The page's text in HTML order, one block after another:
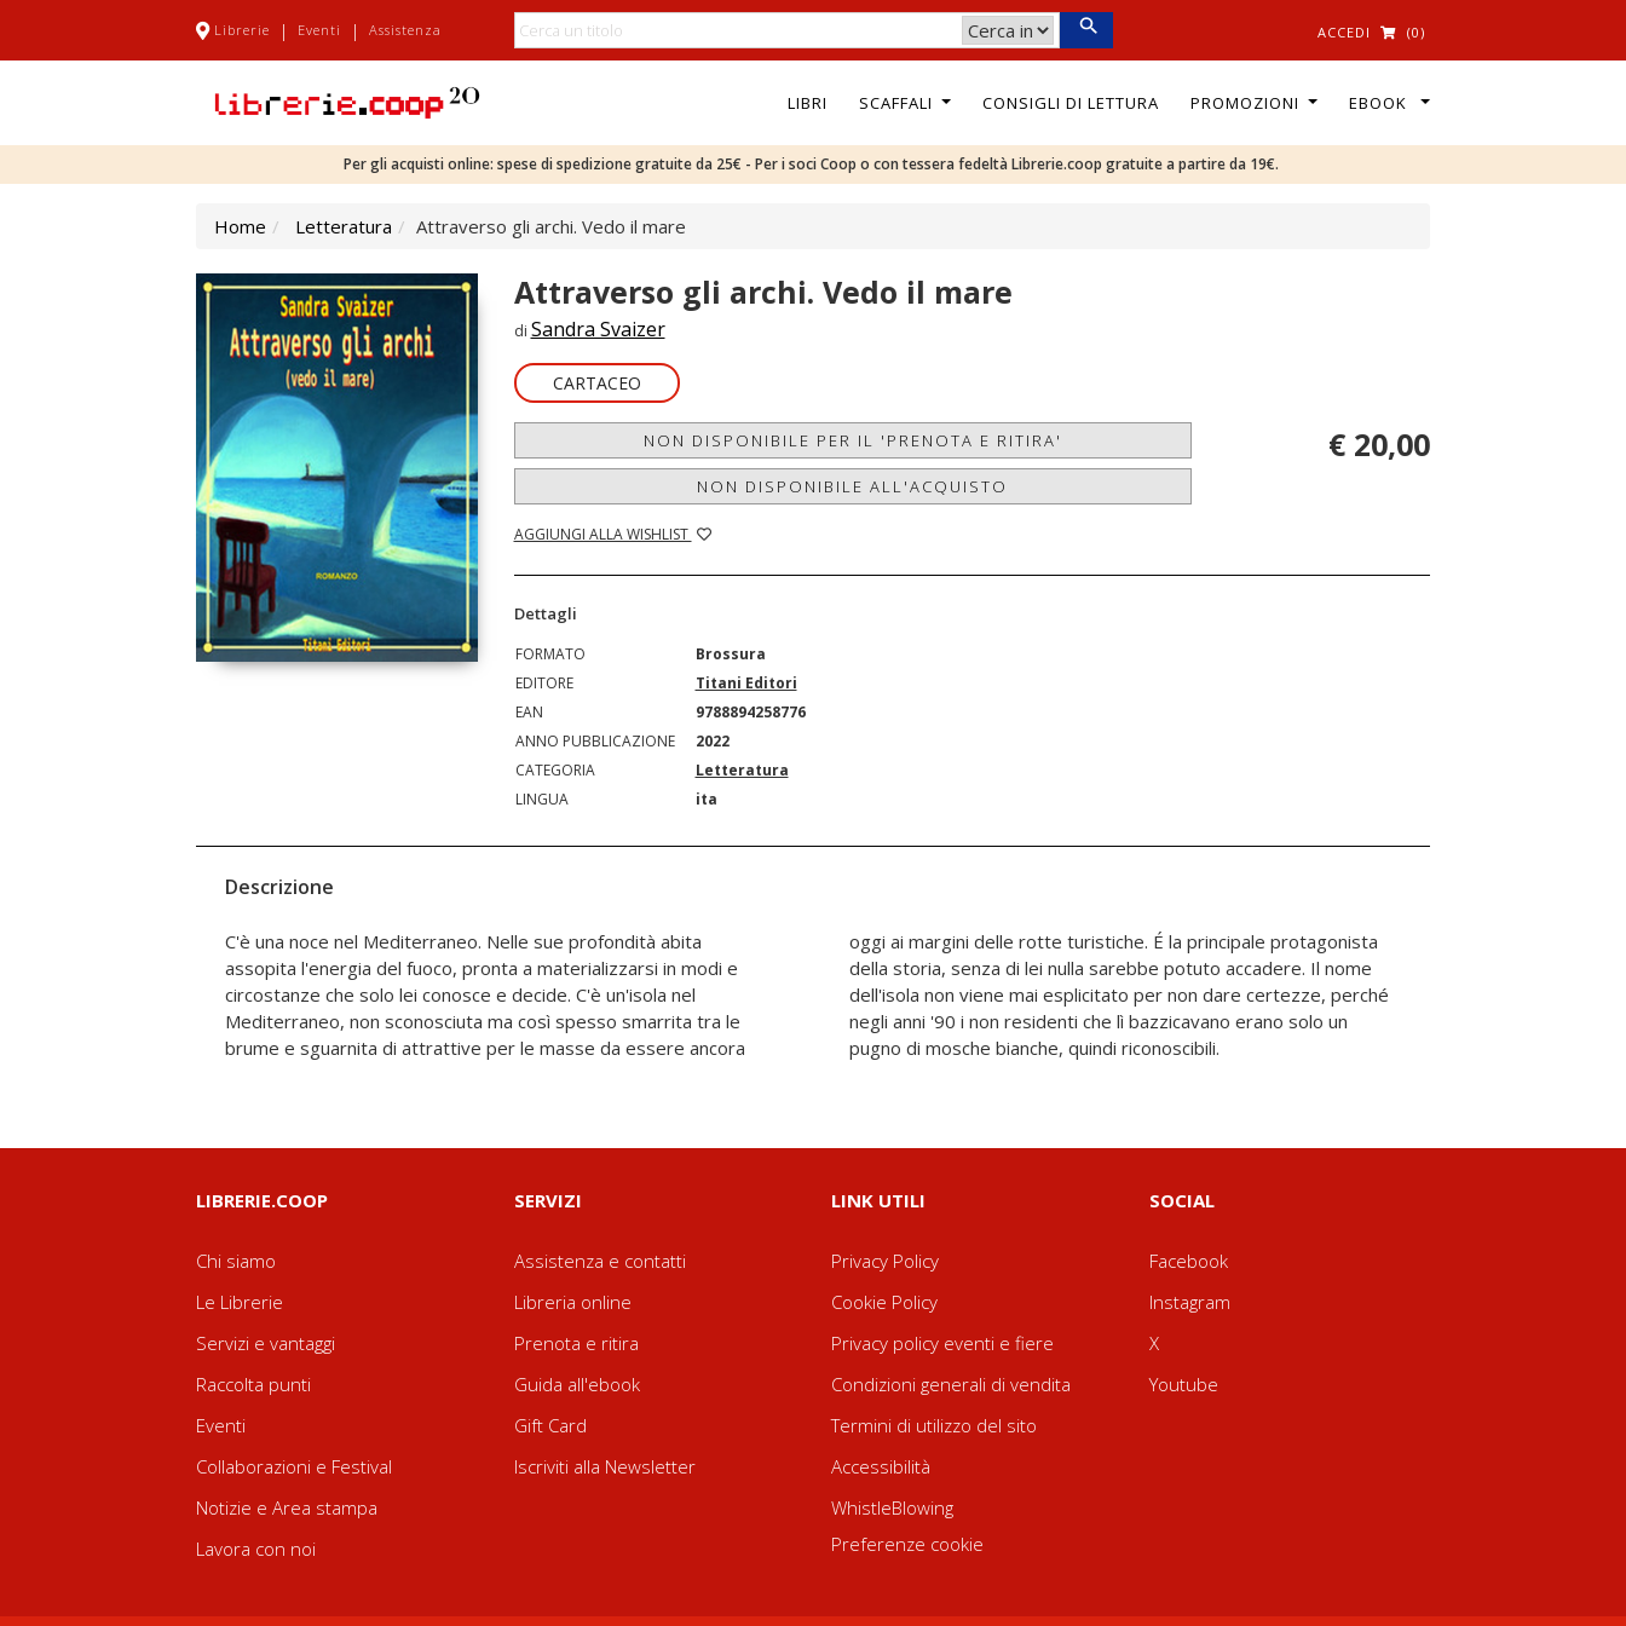
Librerie | Eventi | Assistenza ACCEDI (0)
LIBRI SCAFFALI CONSIGLI DI LETTURA PROMOZIONI EBOOK
Per gli acquisti online: spese di spedizione gratuite da 25€ - Per i soci Coop o con tessera fedeltà Librerie.coop gratuite a partire da 19€.
Home Letteratura Attraverso gli archi. Vedo il mare
Attraverso gli archi. Vedo il mare
di Sandra Svaizer
CARTACEO
NON DISPONIBILE PER IL 'PRENOTA E RITIRA'
NON DISPONIBILE ALL'ACQUISTO
AGGIUNGI ALLA WISHLIST
€ 20,00
Dettagli
FORMATO
Brossura
EDITORE
Titani Editori
EAN
9788894258776
ANNO PUBBLICAZIONE
2022
CATEGORIA
Letteratura
LINGUA
ita
Descrizione
C'è una noce nel Mediterraneo. Nelle sue profondità abita
assopita l'energia del fuoco, pronta a materializzarsi in modi e
circostanze che solo lei conosce e decide. C'è un'isola nel
Mediterraneo, non sconosciuta ma così spesso smarrita tra le
brume e sguarnita di attrattive per le masse da essere ancora
oggi ai margini delle rotte turistiche. É la principale protagonista
della storia, senza di lei nulla sarebbe potuto accadere. Il nome
dell'isola non viene mai esplicitato per non dare certezze, perché
negli anni '90 i non residenti che lì bazzicavano erano solo un
pugno di mosche bianche, quindi riconoscibili.
LIBRERIE.COOP
Chi siamo
Le Librerie
Servizi e vantaggi
Raccolta punti
Eventi
Collaborazioni e Festival
Notizie e Area stampa
Lavora con noi
SERVIZI
Assistenza e contatti
Libreria online
Prenota e ritira
Guida all'ebook
Gift Card
Iscriviti alla Newsletter
LINK UTILI
Privacy Policy
Cookie Policy
Privacy policy eventi e fiere
Condizioni generali di vendita
Termini di utilizzo del sito
Accessibilità
WhistleBlowing
Preferenze cookie
SOCIAL
Facebook
Instagram
X
Youtube